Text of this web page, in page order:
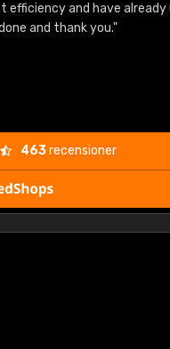
efficiency and have already
and thank you."
463recensioner